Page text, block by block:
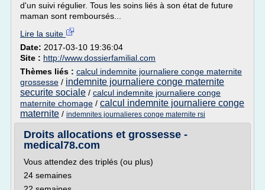
d'un suivi régulier. Tous les soins liés à son état de future
maman sont remboursés...
Lire la suite
Date: 2017-03-10 19:36:04
Site : http://www.dossierfamilial.com
Thèmes liés : calcul indemnite journaliere conge maternite
grossesse / indemnite journaliere conge maternite
securite sociale / calcul indemnite journaliere conge
maternite chomage / calcul indemnite journaliere conge
maternite / indemnites journalieres conge maternite rsi
Droits allocations et grossesse -
medical78.com
Vous attendez des triplés (ou plus)
24 semaines